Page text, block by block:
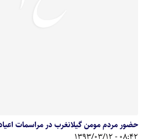
حضور مردم مومن گیلانغرب در مراسمات